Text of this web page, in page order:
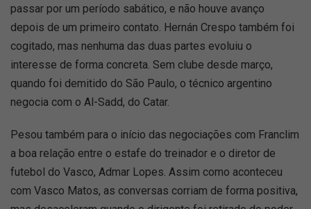
passar por um período sabático, e não houve avanço
depois de um primeiro contato. Hernán Crespo também foi
cogitado, mas nenhuma das duas partes evoluiu o
interesse de forma concreta. Sem clube desde março,
quando foi demitido do São Paulo, o técnico argentino
negocia com o Al-Sadd, do Catar.
Pesou também para o início das negociações com Franclim
a boa relação entre o estafe do treinador e o diretor de
futebol do Vasco, Admar Lopes. Assim como aconteceu
com Vasco Matos, as conversas corriam de forma positiva,